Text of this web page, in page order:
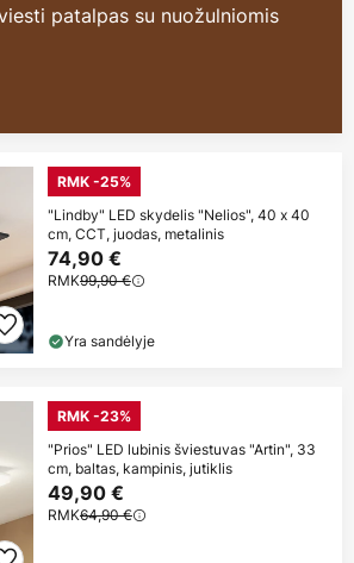
patalpas su nuožulniomis
RMK -25%
"Lindby" LED skydelis "Nelios", 40 x 40
cm, CCT, juodas, metalinis
74,90 €
RMK99,90 €
Yra sandėlyje
RMK -23%
"Prios" LED lubinis šviestuvas "Artin", 33
cm, baltas, kampinis, jutiklis
49,90 €
RMK64,90 €